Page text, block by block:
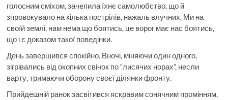
голосним сміхом, зачепила їхнє самолюбство, що й
зпровокувало на кілька пострілів, нажаль влучних. Ми на
своїй землі, нам нема що боятись, це ворог має нас боятись,
що і є доказом такої поведінки.
День завершився спокійно. Вночі, міняючи один одного,
зігрівались від окопних свічок по “лисячих норах”, несли
варту, тримаючи оборону своєї ділянки фронту.
Прийдешній ранок засвітився яскравим сонячним промінням,